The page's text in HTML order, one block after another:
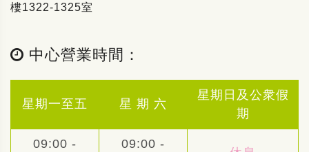
樓1322-1325室
中心營業時間：
星期一至五 星 期 六
星期日及公衆假
期
09:00 - 09:00 -